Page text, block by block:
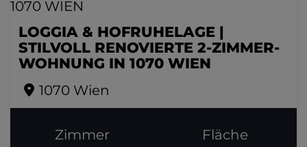
LOGGIA & HOFRUHELAGE |
STILVOLL RENOVIERTE 2-ZIMMER-
WOHNUNG IN 1070 WIEN
1070 Wien
Zimmer
Fläche